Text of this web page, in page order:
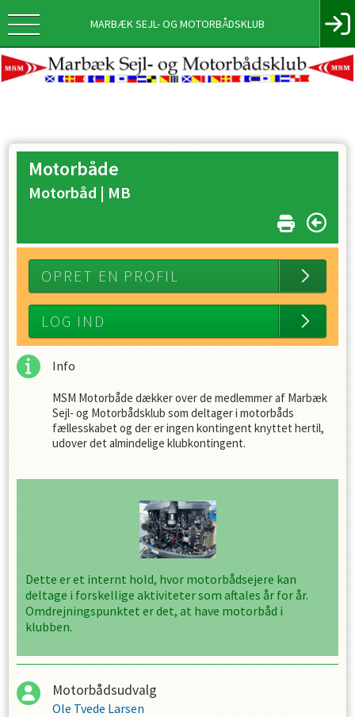
MARBÆK SEJL- OG MOTORBÅDSKLUB
Motorbåde
Motorbåd | MB
OPRET EN PROFIL
LOG IND
Info
MSM Motorbåde dækker over de medlemmer af Marbæk
Sejl- og Motorbådsklub som deltager i motorbåds
fællesskabet og der er ingen kontingent knyttet hertil,
udover det almindelige klubkontingent.
Dette er et internt hold, hvor motorbådsejere kan
deltage i forskellige aktiviteter som aftales år for år.
Omdrejningspunktet er det, at have motorbåd i
klubben.
Motorbådsudvalg
Ole Tvede Larsen